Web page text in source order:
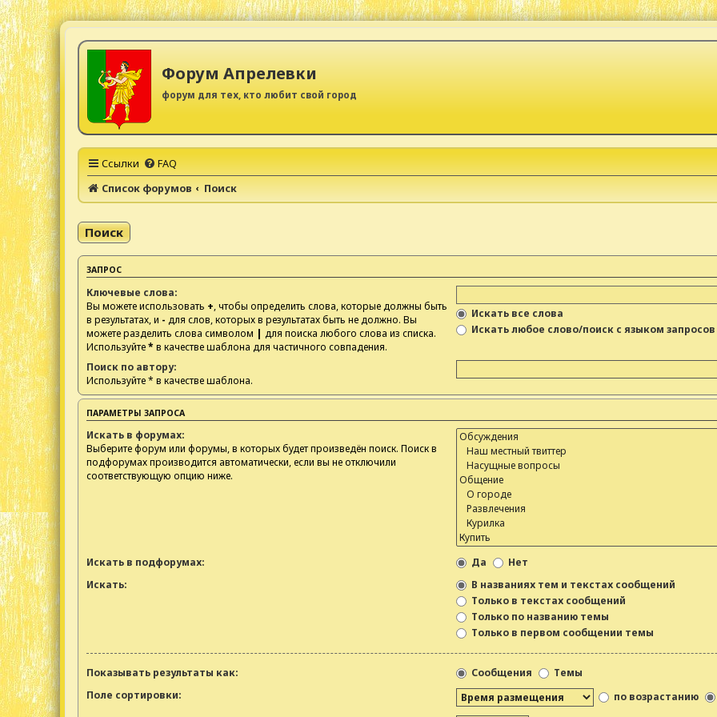
Форум Апрелевки
форум для тех, кто любит свой город
Ссылки
FAQ
Список форумов
Поиск
Поиск
ЗАПРОС
Ключевые слова:
Вы можете использовать +, чтобы определить слова, которые должны быть
в результатах, и - для слов, которых в результатах быть не должно. Вы
можете разделить слова символом | для поиска любого слова из списка.
Используйте* в качестве шаблона для частичного совпадения.
Искать все слова
Искать любое слово/поиск с языком запросов
Поиск по автору:
Используйте * в качестве шаблона.
ПАРАМЕТРЫ ЗАПРОСА
Искать в форумах:
Выберите форум или форумы, в которых будет произведён поиск. Поиск в
подфорумах производится автоматически, если вы не отключили
соответствующую опцию ниже.
Искать в подфорумах: Да
Нет
Искать:
В названиях тем и текстах сообщений
Только в текстах сообщений
Только по названию темы
Только в первом сообщении темы
Показывать результаты как: Сообщения
Темы
Поле сортировки:
по возрастанию